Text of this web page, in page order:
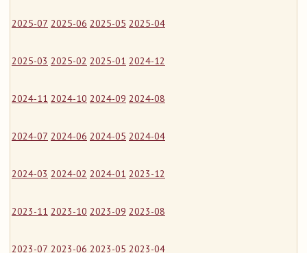
2025-07 2025-06 2025-05 2025-04
2025-03 2025-02 2025-01 2024-12
2024-11 2024-10 2024-09 2024-08
2024-07 2024-06 2024-05 2024-04
2024-03 2024-02 2024-01 2023-12
2023-11 2023-10 2023-09 2023-08
2023-07 2023-06 2023-05 2023-04